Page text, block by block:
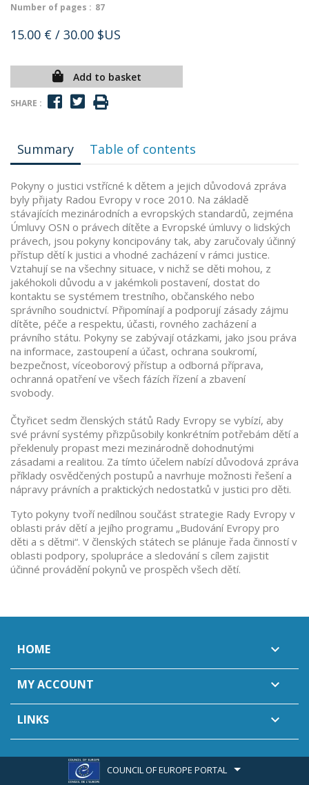
Number of pages : 87
15.00 € / 30.00 $US
Add to basket
SHARE :
Summary Table of contents
Pokyny o justici vstřícné k dětem a jejich důvodová zpráva
byly přijaty Radou Evropy v roce 2010. Na základě
stávajících mezinárodních a evropských standardů, zejména
Úmluvy OSN o právech dítěte a Evropské úmluvy o lidských
právech, jsou pokyny koncipovány tak, aby zaručovaly účinný
přístup dětí k justici a vhodné zacházení v rámci justice.
Vztahují se na všechny situace, v nichž se děti mohou, z
jakéhokoli důvodu a v jakémkoli postavení, dostat do
kontaktu se systémem trestního, občanského nebo
správního soudnictví. Připomínají a podporují zásady zájmu
dítěte, péče a respektu, účasti, rovného zacházení a
právního státu. Pokyny se zabývají otázkami, jako jsou práva
na informace, zastoupení a účast, ochrana soukromí,
bezpečnost, víceoborový přístup a odborná příprava,
ochranná opatření ve všech fázích řízení a zbavení
svobody.
Čtyřicet sedm členských států Rady Evropy se vybízí, aby
své právní systémy přizpůsobily konkrétním potřebám dětí a
překlenuly propast mezi mezinárodně dohodnutými
zásadami a realitou. Za tímto účelem nabízí důvodová zpráva
příklady osvědčených postupů a navrhuje možnosti řešení a
nápravy právních a praktických nedostatků v justici pro děti.
Tyto pokyny tvoří nedílnou součást strategie Rady Evropy v
oblasti práv dětí a jejího programu „Budování Evropy pro
děti a s dětmi“. V členských státech se plánuje řada činností v
oblasti podpory, spolupráce a sledování s cílem zajistit
účinné provádění pokynů ve prospěch všech dětí.
HOME 
MY ACCOUNT 
LINKS 
COUNCIL OF EUROPE PORTAL